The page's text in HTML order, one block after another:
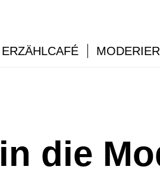
ERZÄHLCAFÉ
die